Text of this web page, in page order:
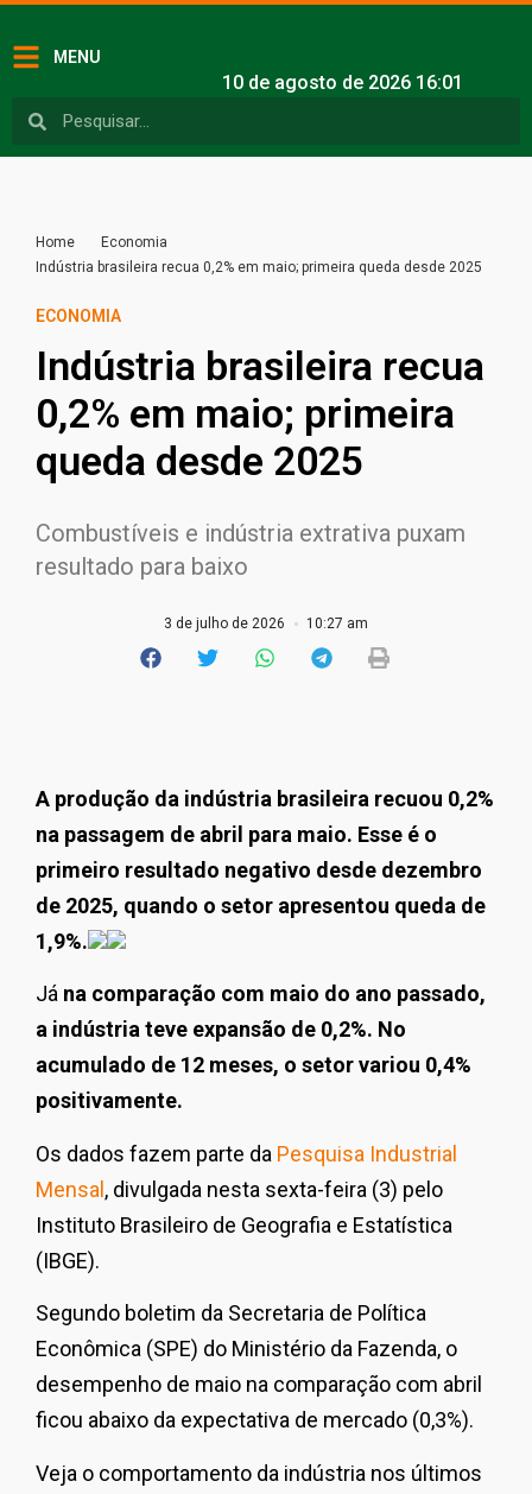
MENU
10 de agosto de 2026 16:01
Home
Economia
Indústria brasileira recua 0,2% em maio; primeira queda desde 2025
ECONOMIA
Indústria brasileira recua
0,2% em maio; primeira
queda desde 2025
Combustíveis e indústria extrativa puxam
resultado para baixo
3 de julho de 2026 10:27 am
A produção da indústria brasileira recuou 0,2%
na passagem de abril para maio. Esse é o
primeiro resultado negativo desde dezembro
de 2025, quando o setor apresentou queda de
1,9%.
Já na comparação com maio do ano passado,
a indústria teve expansão de 0,2%. No
acumulado de 12 meses, o setor variou 0,4%
positivamente.
Os dados fazem parte da Pesquisa Industrial
Mensal, divulgada nesta sexta-feira (3) pelo
Instituto Brasileiro de Geografia e Estatística
(IBGE).
Segundo boletim da Secretaria de Política
Econômica (SPE) do Ministério da Fazenda, o
desempenho de maio na comparação com abril
ficou abaixo da expectativa de mercado (0,3%).
Veja o comportamento da indústria nos últimos